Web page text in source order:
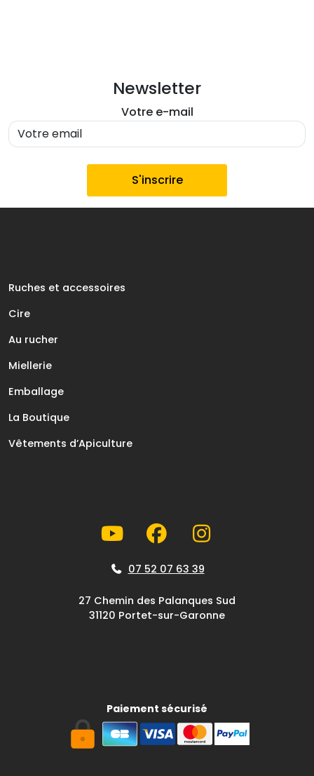
Newsletter
Votre e-mail
Ruches et accessoires
Cire
Au rucher
Miellerie
Emballage
La Boutique
Vêtements d’Apiculture
07 52 07 63 39
27 Chemin des Palanques Sud
31120 Portet-sur-Garonne
Paiement sécurisé